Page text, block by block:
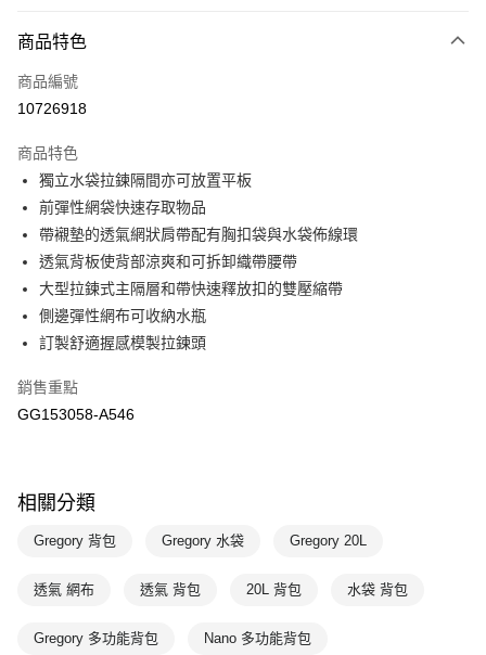
Apple Pay
悠遊付
宅配-本島
每筆NT$100，滿NT$1,500(含以上)免運費
商品特色
商品編號
10726918
商品特色
獨立水袋拉鍊隔間亦可放置平板
前彈性網袋快速存取物品
帶襯墊的透氣網狀肩帶配有胸扣袋與水袋佈線環
透氣背板使背部涼爽和可拆卸織帶腰帶
大型拉鍊式主隔層和帶快速釋放扣的雙壓縮帶
側邊彈性網布可收納水瓶
訂製舒適握感模製拉鍊頭
銷售重點
GG153058-A546
相關分類
Gregory 背包 Gregory 水袋 Gregory 20L
透氣 網布 透氣 背包 20L 背包 水袋 背包
Gregory 多功能背包 Nano 多功能背包